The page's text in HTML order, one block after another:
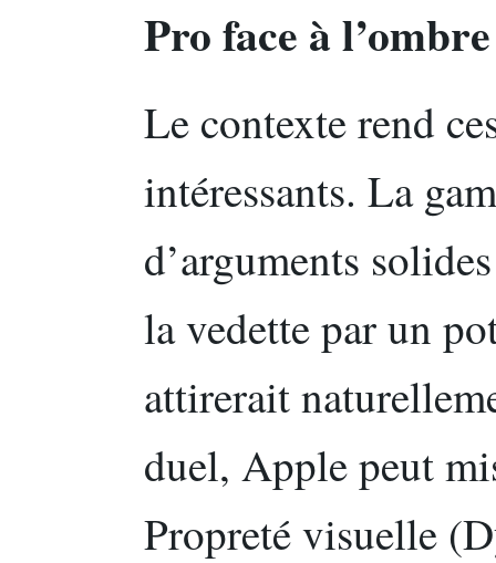
Pro face à
Le contexte rend
intéressants. La
d’arguments
la vedette par un
attirerait
duel, Apple peut
Propreté visuelle